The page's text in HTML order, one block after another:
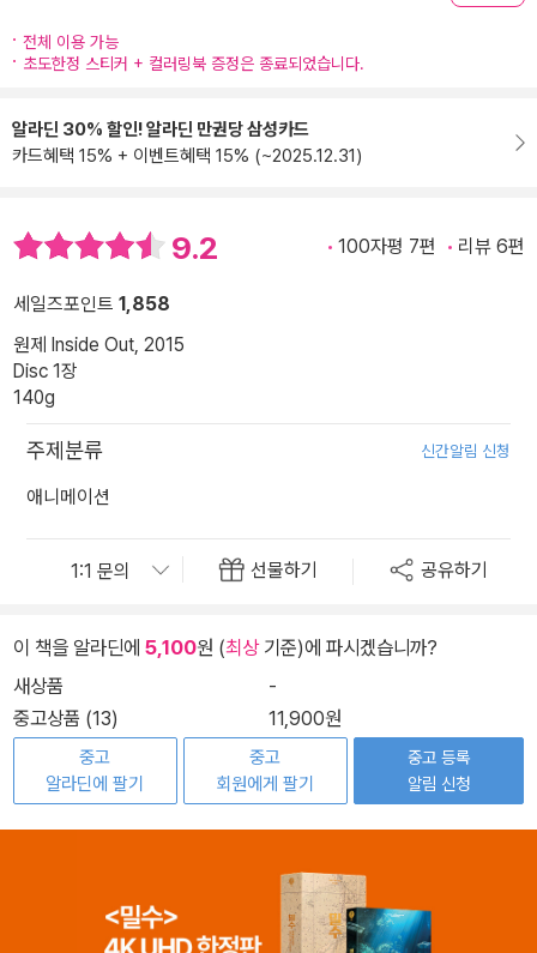
전체 이용 가능
초도한정 스티커 + 컬러링북 증정은 종료되었습니다.
알라딘 30% 할인! 알라딘 만권당 삼성카드
카드혜택 15% + 이벤트혜택 15% (~2025.12.31)
9.2 100자평 7편 리뷰 6편
세일즈포인트 1,858
원제 Inside Out, 2015
Disc 1장
140g
주제분류 신간알림 신청
애니메이션
선물하기 공유하기
이 책을 알라딘에 5,100원 (최상기준)에 파시겠습니까?
새상품
-
중고상품 (13)
11,900원
중고
알라딘에 팔기
중고
회원에게 팔기
중고 등록
알림 신청